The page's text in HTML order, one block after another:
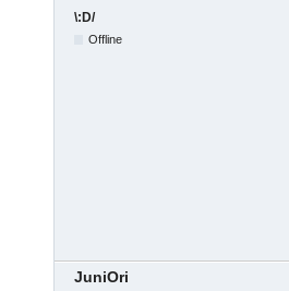
\:D/
Offline
JuniOri